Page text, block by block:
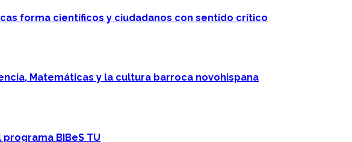
forma científicos y ciudadanos con sentido crítico
Matemáticas y la cultura barroca novohispana
BIBeS TU